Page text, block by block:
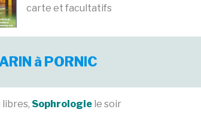
carte et facultatifs
à PORNIC
libres, Sophrologie le soir